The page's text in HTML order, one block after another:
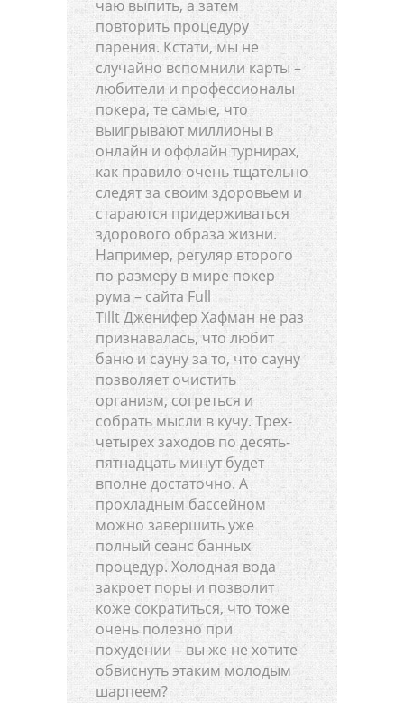
чаю выпить, а затем
повторить процедуру
парения. Кстати, мы не
случайно вспомнили карты –
любители и профессионалы
покера, те самые, что
выигрывают миллионы в
онлайн и оффлайн турнирах,
как правило очень тщательно
следят за своим здоровьем и
стараются придерживаться
здорового образа жизни.
Например, регуляр второго
по размеру в мире покер
рума – сайта Full
Tillt Дженифер Хафман не раз
признавалась, что любит
баню и сауну за то, что сауну
позволяет очистить
организм, согреться и
собрать мысли в кучу. Трех-
четырех заходов по десять-
пятнадцать минут будет
вполне достаточно. А
прохладным бассейном
можно завершить уже
полный сеанс банных
процедур. Холодная вода
закроет поры и позволит
коже сократиться, что тоже
очень полезно при
похудении – вы же не хотите
обвиснуть этаким молодым
шарпеем?